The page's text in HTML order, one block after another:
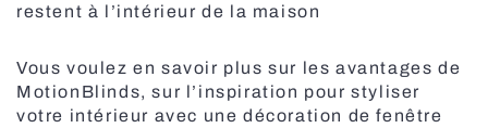
restent à l’intérieur de la maison
Vous voulez en savoir plus sur les avantages de
MotionBlinds, sur l’inspiration pour styliser
votre intérieur avec une décoration de fenêtre